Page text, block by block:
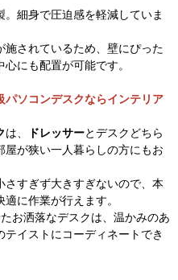
細身で圧迫感を軽減していま
施されているため、壁にぴった
にも配置が可能です。
パソコンデスクならインテリア
は、 ドレッサーとデスクどちら
が狭い一人暮らしの方にもお
すぎず大きすぎないので、本
に作業が行えます。
お洒落なデスクは、温かみのあ
イストにコーディネートでき